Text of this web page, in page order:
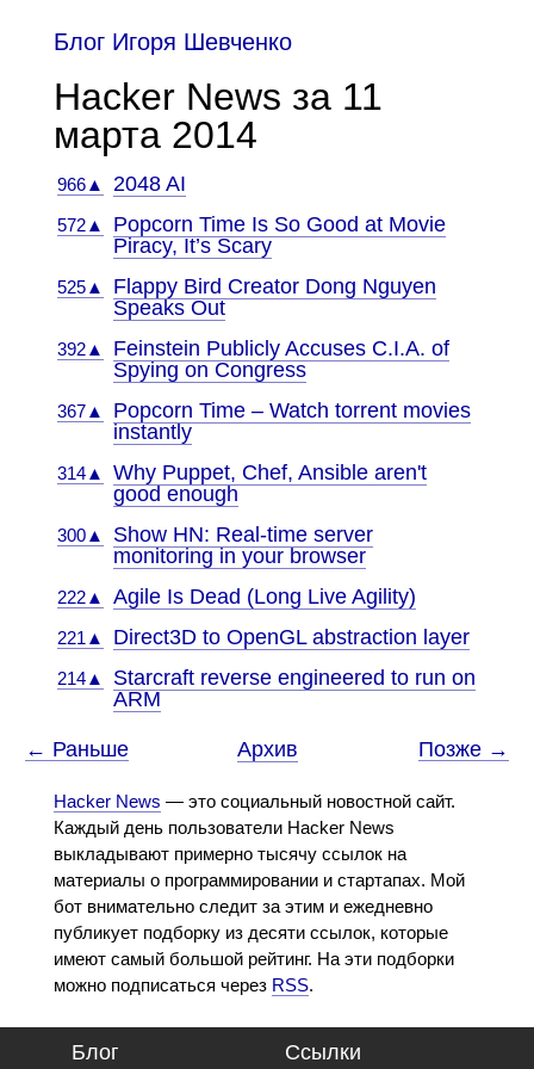
Блог Игоря Шевченко
Hacker News за 11
марта 2014
966▲ 2048 AI
572▲
Popcorn Time Is So Good at Movie
Piracy, It’s Scary
525▲
Flappy Bird Creator Dong Nguyen
Speaks Out
392▲
Feinstein Publicly Accuses C.I.A. of
Spying on Congress
367▲
Popcorn Time – Watch torrent movies
instantly
314▲
Why Puppet, Chef, Ansible aren't
good enough
300▲
Show HN: Real-time server
monitoring in your browser
222▲ Agile Is Dead (Long Live Agility)
221▲ Direct3D to OpenGL abstraction layer
214▲
Starcraft reverse engineered to run on
ARM
← Раньше Архив Позже →
Hacker News — это социальный новостной сайт.
Каждый день пользователи Hacker News
выкладывают примерно тысячу ссылок на
материалы о программировании и стартапах. Мой
бот внимательно следит за этим и ежедневно
публикует подборку из десяти ссылок, которые
имеют самый большой рейтинг. На эти подборки
можно подписаться через RSS.
Блог Ссылки